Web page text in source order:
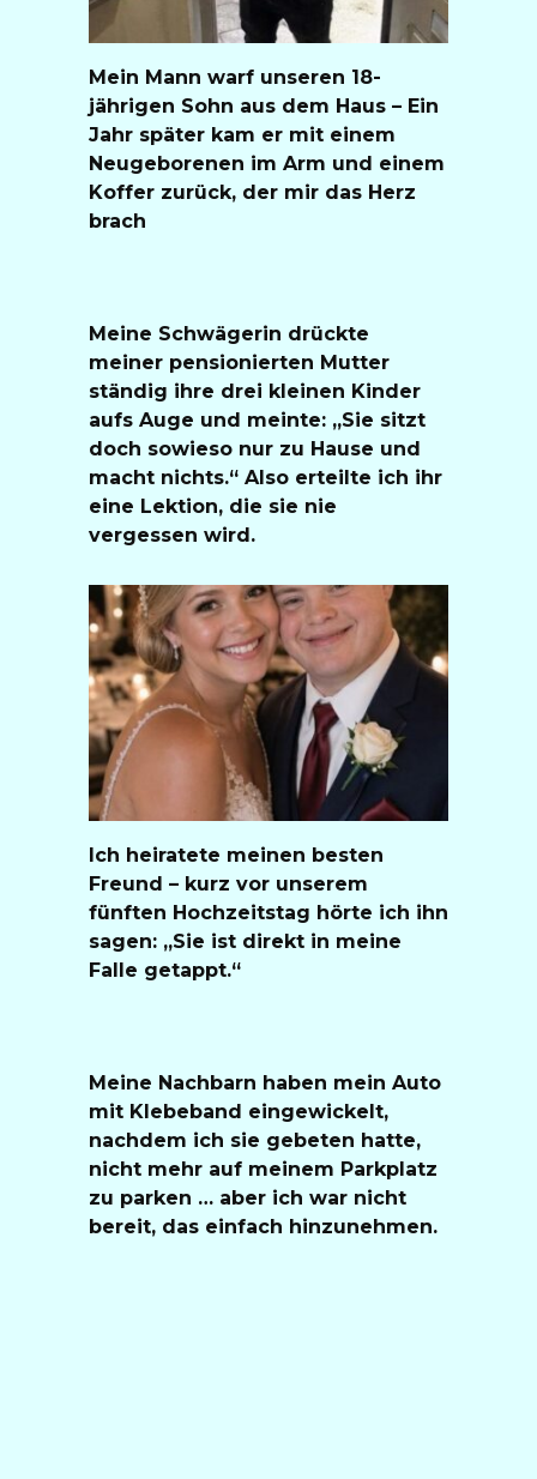
Mein Mann warf unseren 18-
jährigen Sohn aus dem Haus – Ein
Jahr später kam er mit einem
Neugeborenen im Arm und einem
Koffer zurück, der mir das Herz
brach
Meine Schwägerin drückte
meiner pensionierten Mutter
ständig ihre drei kleinen Kinder
aufs Auge und meinte: „Sie sitzt
doch sowieso nur zu Hause und
macht nichts.“ Also erteilte ich ihr
eine Lektion, die sie nie
vergessen wird.
Ich heiratete meinen besten
Freund – kurz vor unserem
fünften Hochzeitstag hörte ich ihn
sagen: „Sie ist direkt in meine
Falle getappt.“
Meine Nachbarn haben mein Auto
mit Klebeband eingewickelt,
nachdem ich sie gebeten hatte,
nicht mehr auf meinem Parkplatz
zu parken … aber ich war nicht
bereit, das einfach hinzunehmen.